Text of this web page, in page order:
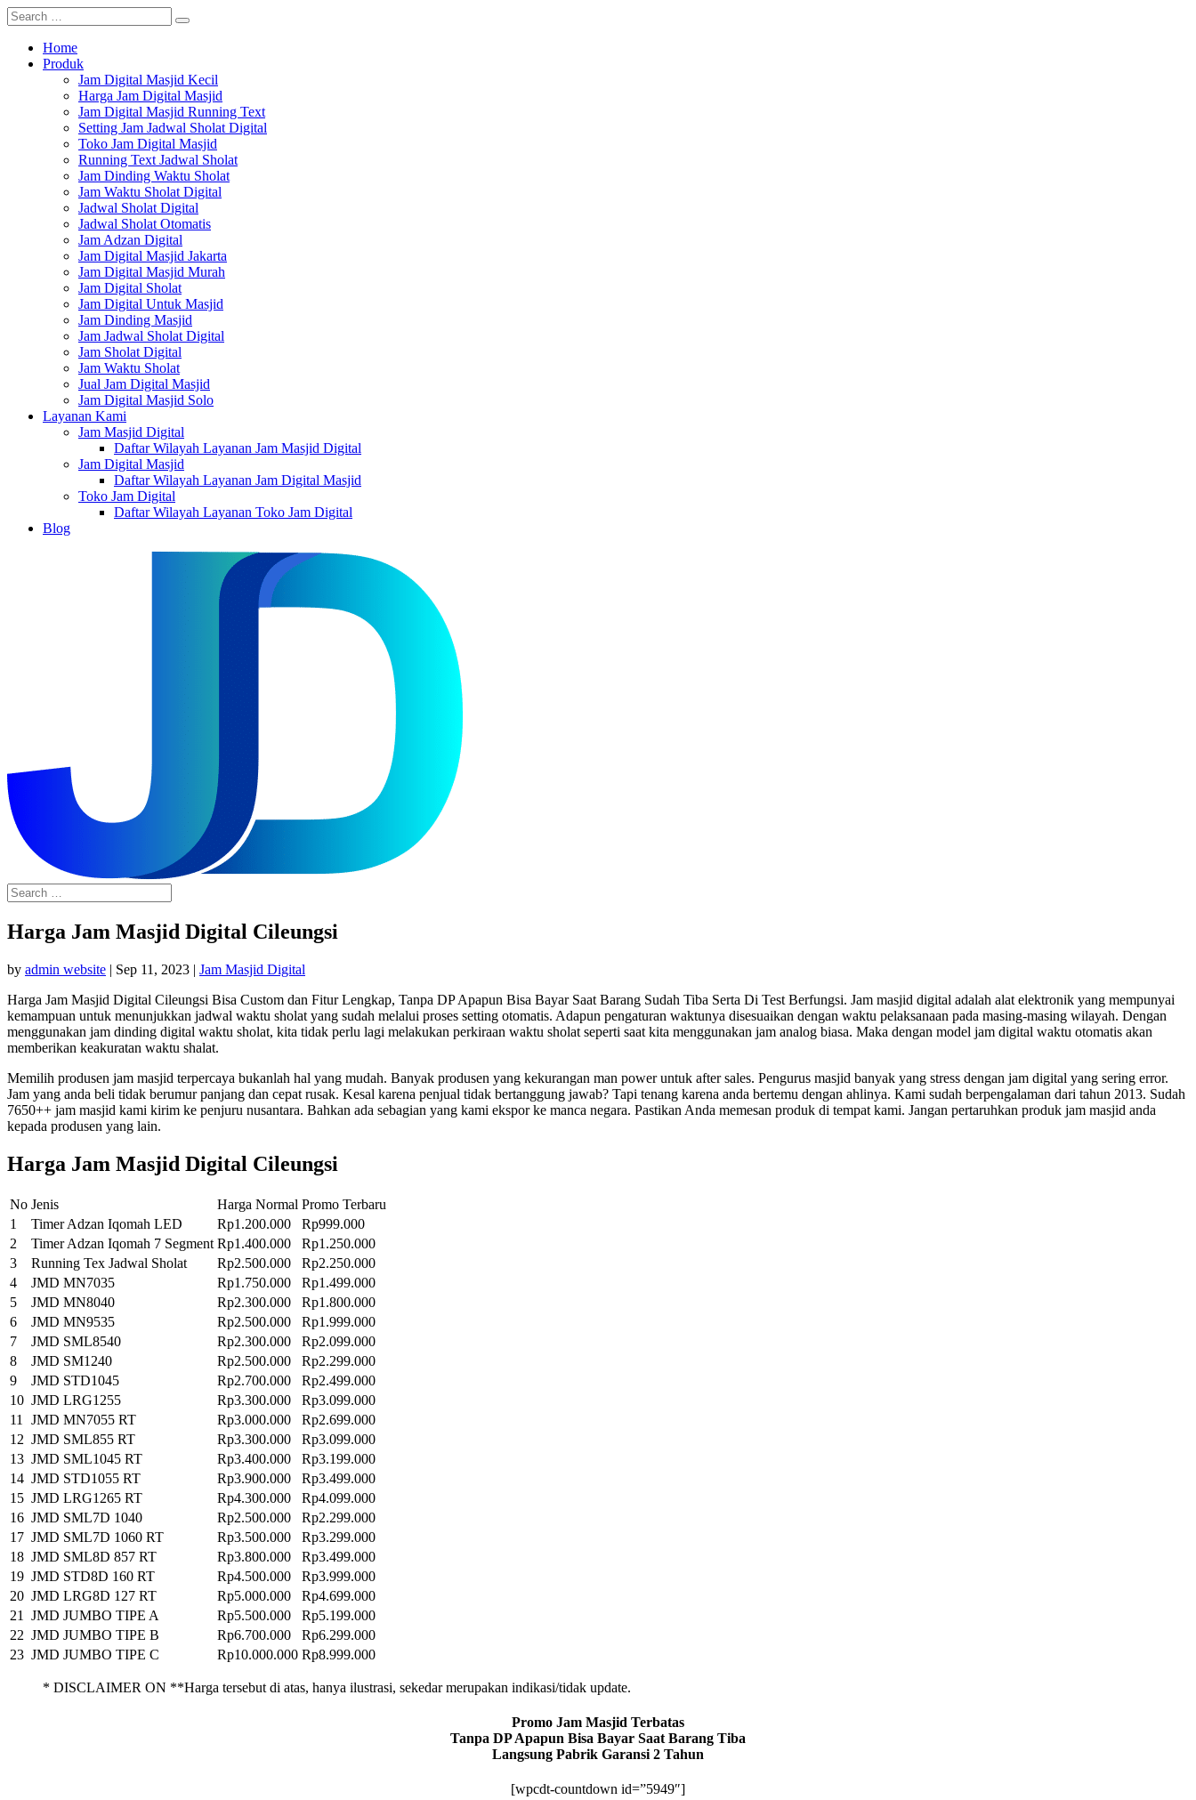
Home
Produk
Jam Digital Masjid Kecil
Harga Jam Digital Masjid
Jam Digital Masjid Running Text
Setting Jam Jadwal Sholat Digital
Toko Jam Digital Masjid
Running Text Jadwal Sholat
Jam Dinding Waktu Sholat
Jam Waktu Sholat Digital
Jadwal Sholat Digital
Jadwal Sholat Otomatis
Jam Adzan Digital
Jam Digital Masjid Jakarta
Jam Digital Masjid Murah
Jam Digital Sholat
Jam Digital Untuk Masjid
Jam Dinding Masjid
Jam Jadwal Sholat Digital
Jam Sholat Digital
Jam Waktu Sholat
Jual Jam Digital Masjid
Jam Digital Masjid Solo
Layanan Kami
Jam Masjid Digital
Daftar Wilayah Layanan Jam Masjid Digital
Jam Digital Masjid
Daftar Wilayah Layanan Jam Digital Masjid
Toko Jam Digital
Daftar Wilayah Layanan Toko Jam Digital
Blog
Harga Jam Masjid Digital Cileungsi
by admin website | Sep 11, 2023 | Jam Masjid Digital
Harga Jam Masjid Digital Cileungsi Bisa Custom dan Fitur Lengkap, Tanpa DP Apapun Bisa Bayar Saat Barang Sudah Tiba Serta Di Test Berfungsi. Jam masjid digital adalah alat elektronik yang mempunyai
kemampuan untuk menunjukkan jadwal waktu sholat yang sudah melalui proses setting otomatis. Adapun pengaturan waktunya disesuaikan dengan waktu pelaksanaan pada masing-masing wilayah. Dengan
menggunakan jam dinding digital waktu sholat, kita tidak perlu lagi melakukan perkiraan waktu sholat seperti saat kita menggunakan jam analog biasa. Maka dengan model jam digital waktu otomatis akan
memberikan keakuratan waktu shalat.
Memilih produsen jam masjid terpercaya bukanlah hal yang mudah. Banyak produsen yang kekurangan man power untuk after sales. Pengurus masjid banyak yang stress dengan jam digital yang sering error.
Jam yang anda beli tidak berumur panjang dan cepat rusak. Kesal karena penjual tidak bertanggung jawab? Tapi tenang karena anda bertemu dengan ahlinya. Kami sudah berpengalaman dari tahun 2013. Sudah
7650++ jam masjid kami kirim ke penjuru nusantara. Bahkan ada sebagian yang kami ekspor ke manca negara. Pastikan Anda memesan produk di tempat kami. Jangan pertaruhkan produk jam masjid anda
kepada produsen yang lain.
Harga Jam Masjid Digital Cileungsi
No Jenis Harga Normal Promo Terbaru
1
Timer Adzan Iqomah LED Rp1.200.000
Rp999.000
2
Timer Adzan Iqomah 7 Segment Rp1.400.000
Rp1.250.000
3
Running Tex Jadwal Sholat Rp2.500.000
Rp2.250.000
4
JMD MN7035 Rp1.750.000
Rp1.499.000
5
JMD MN8040 Rp2.300.000
Rp1.800.000
6
JMD MN9535 Rp2.500.000
Rp1.999.000
7
JMD SML8540 Rp2.300.000
Rp2.099.000
8
JMD SM1240 Rp2.500.000
Rp2.299.000
9
JMD STD1045 Rp2.700.000
Rp2.499.000
10 JMD LRG1255 Rp3.300.000
Rp3.099.000
11
JMD MN7055 RT Rp3.000.000
Rp2.699.000
12 JMD SML855 RT Rp3.300.000
Rp3.099.000
13 JMD SML1045 RT Rp3.400.000
Rp3.199.000
14 JMD STD1055 RT Rp3.900.000
Rp3.499.000
15 JMD LRG1265 RT Rp4.300.000
Rp4.099.000
16 JMD SML7D 1040 Rp2.500.000
Rp2.299.000
17 JMD SML7D 1060 RT Rp3.500.000
Rp3.299.000
18 JMD SML8D 857 RT Rp3.800.000
Rp3.499.000
19 JMD STD8D 160 RT Rp4.500.000
Rp3.999.000
20 JMD LRG8D 127 RT Rp5.000.000
Rp4.699.000
21
JMD JUMBO TIPE A Rp5.500.000
Rp5.199.000
22 JMD JUMBO TIPE B Rp6.700.000
Rp6.299.000
23 JMD JUMBO TIPE C Rp10.000.000 Rp8.999.000
* DISCLAIMER ON **Harga tersebut di atas, hanya ilustrasi, sekedar merupakan indikasi/tidak update.
Promo Jam Masjid Terbatas
Tanpa DP Apapun Bisa Bayar Saat Barang Tiba
Langsung Pabrik Garansi 2 Tahun
[wpcdt-countdown id=”5949″]